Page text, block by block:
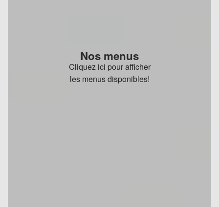
Nos menus
Cliquez ici pour afficher
les menus disponibles!